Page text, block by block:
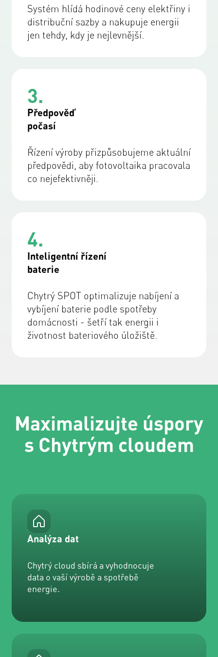
Systém hlídá hodinové ceny elektřiny i
distribuční sazby a nakupuje energii
jen tehdy, kdy je nejlevnější.
3.
Předpověď
počasí
Řízení výroby přizpůsobujeme aktuální
předpovědi, aby fotovoltaika pracovala
co nejefektivněji.
4.
Inteligentní řízení
baterie
Chytrý SPOT optimalizuje nabíjení a
vybíjení baterie podle spotřeby
domácnosti - šetří tak energii i
životnost bateriového úložiště.
Maximalizujte úspory
s Chytrým cloudem
Analýza dat
Chytrý cloud sbírá a vyhodnocuje
data o vaší výrobě a spotřebě
energie.